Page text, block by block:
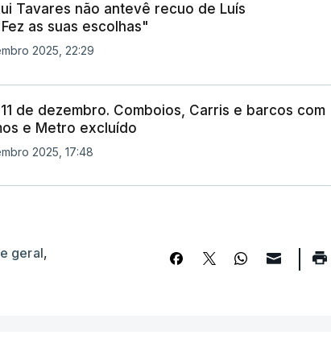
Tavares não antevê recuo de Luís
as suas escolhas"
2025, 22:29
de dezembro. Comboios, Carris e barcos com
e Metro excluído
2025, 17:48
geral,